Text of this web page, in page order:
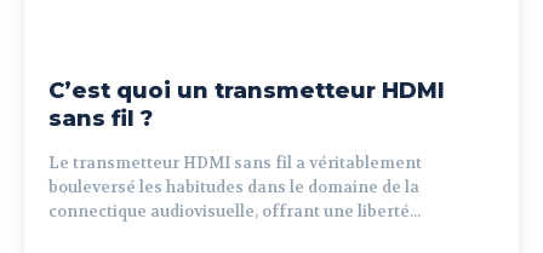
C’est quoi un transmetteur HDMI
sans fil ?
Le transmetteur HDMI sans fil a véritablement
bouleversé les habitudes dans le domaine de la
connectique audiovisuelle, offrant une liberté...